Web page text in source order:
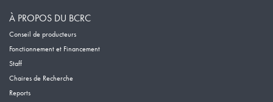
À PROPOS DU BCRC
Conseil de producteurs
Fonctionnement et Financement
Staff
Chaires de Recherche
Reports